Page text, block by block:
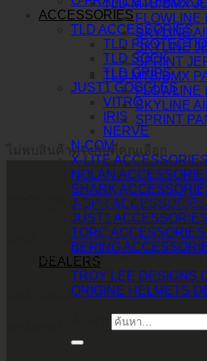
ACCESSORIES
TLD ACCESSORIES
TLD
TLD SOCK
TLD GRIPS
JUST1 GOGGLES
VITRO
IRIS
NERVE
N-COM
X-LITE ACCESSORIES
NOLAN
SHARK
J-GPR ACCESSORIES
JUST1 ACCESSORIES
TORC ACCESSORIES
BERING
DEALERS
TROY LEE DESIGNS
ORIGINE HELMETS
TLD MTB/BMX
FLOWLINE
SKYLINE
SKYLINE
SPRINT
TLD MTB/BMX
FLOWLINE
SKYLINE
SPRINT
ไม่พบสินค้าตรงกับที่คุณเลือก
บริษัท ทูพาวเวอร์ (ไทยแลนด์) จ
เลขที่ 146/3 ซอยศูนย์วิจัย 14 แขวงบ
เขตห้วยขวาง กรุงเทพมหานคร
CALL CONTACT